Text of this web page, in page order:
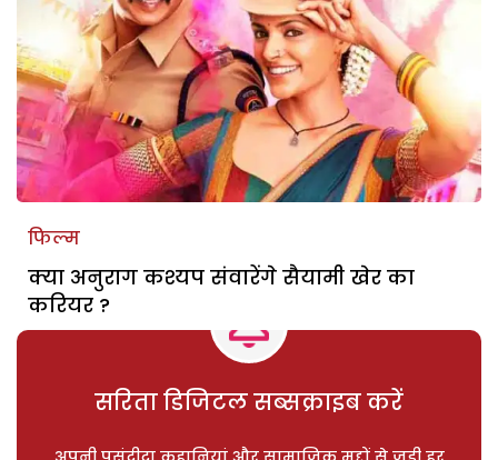
फिल्म
क्या अनुराग कश्यप संवारेंगे सैयामी खेर का
करियर ?
सरिता डिजिटल सब्सक्राइब करें